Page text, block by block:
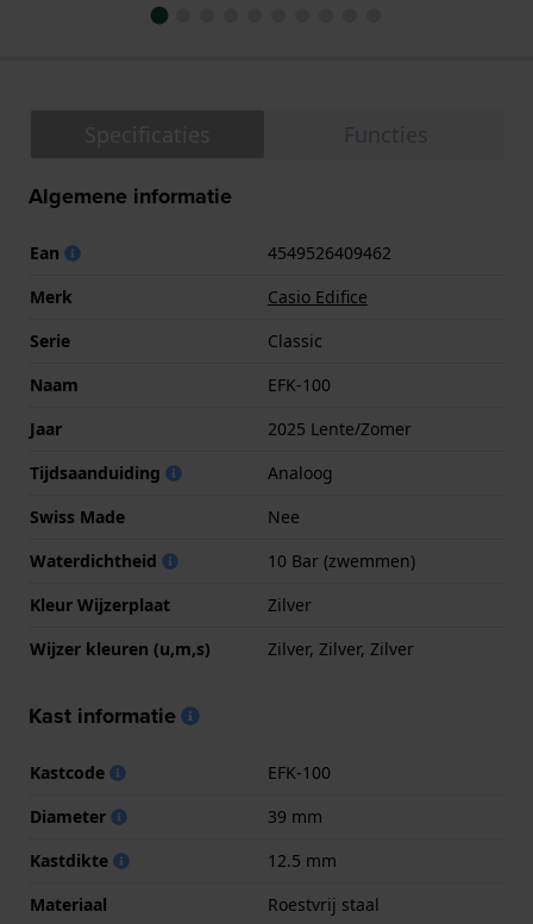
Algemene informatie
Ean
4549526409462
Merk
Casio Edifice
Serie
Classic
Naam
EFK-100
Jaar
2025 Lente/Zomer
Tijdsaanduiding
Analoog
Swiss Made
Nee
Waterdichtheid
10 Bar (zwemmen)
Kleur Wijzerplaat
Zilver
Wijzer kleuren (u,m,s)
Zilver, Zilver, Zilver
Kast informatie
Kastcode
EFK-100
Diameter
39 mm
Kastdikte
12.5 mm
Materiaal
Roestvrij staal